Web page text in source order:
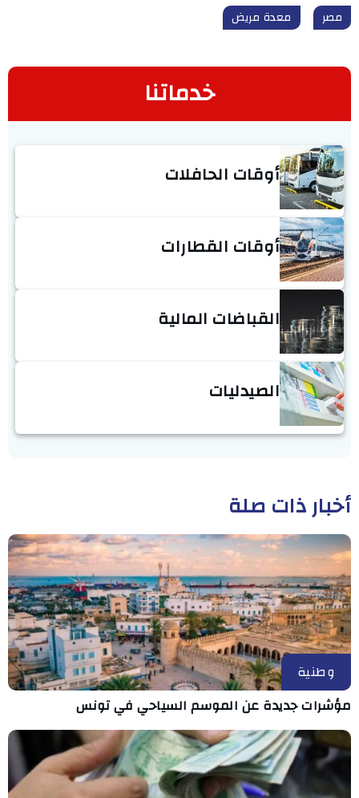
مصر
معدة مريض
خدماتنا
أوقات الحافلات
أوقات القطارات
القباضات المالية
الصيدليات
أخبار ذات صلة
وطنية
مؤشرات جديدة عن الموسم السياحي في تونس